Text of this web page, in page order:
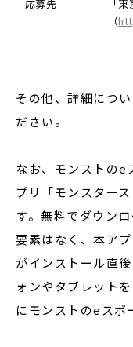
応募先
「
（
その他、詳細につ
ださい。
なお、モンストのe
プリ「モンスター
す。無料でダウン
要素はなく、本ア
がインストール直
ォンやタブレット
にモンストのeスポ